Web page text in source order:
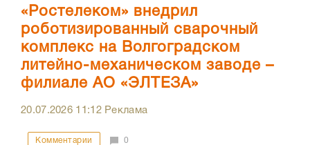
«Ростелеком» внедрил
роботизированный сварочный
комплекс на Волгоградском
литейно-механическом заводе –
филиале АО «ЭЛТЕЗА»
20.07.2026 11:12Реклама
Комментарии 0